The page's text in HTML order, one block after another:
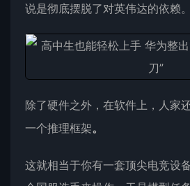
说是彻底摆脱了对英伟达的依赖。
除了硬件之外，在软件上，人家
一个推理框架。
这就相当于你有一套顶尖电竞设